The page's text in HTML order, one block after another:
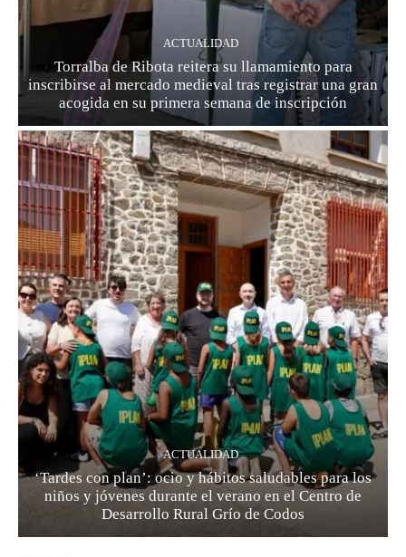
ACTUALIDAD
Torralba de Ribota reitera su llamamiento para
inscribirse al mercado medieval tras registrar una gran
acogida en su primera semana de inscripción
ACTUALIDAD
‘Tardes con plan’: ocio y hábitos saludables para los
niños y jóvenes durante el verano en el Centro de
Desarrollo Rural Grío de Codos